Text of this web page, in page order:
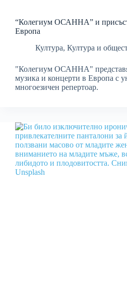
“Колегиум ОСАННА” и
Европа
Култура, Култура и
"Колегиум ОСАННА"
музика и концерти в Европа с
многоезичен репертоар.